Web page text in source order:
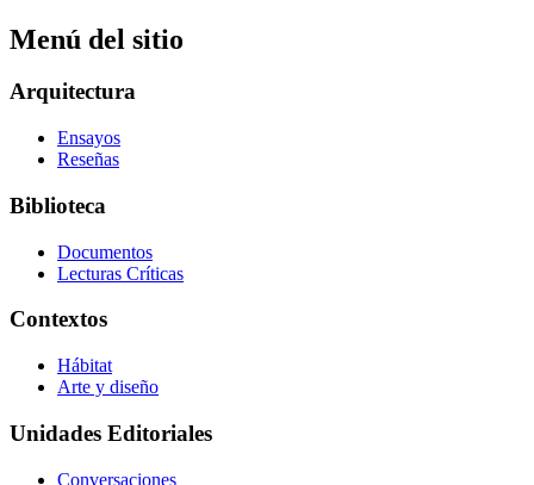
Menú del sitio
Arquitectura
Ensayos
Reseñas
Biblioteca
Documentos
Lecturas Críticas
Contextos
Hábitat
Arte y diseño
Unidades Editoriales
Conversaciones